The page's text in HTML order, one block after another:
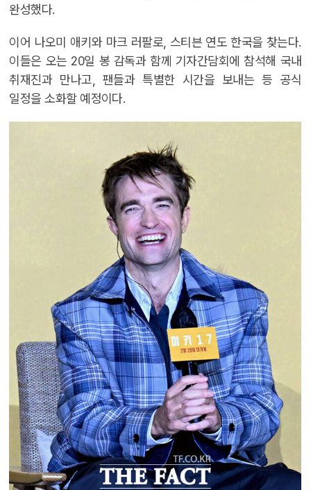
완성했다.
이어 나오미 애키와 마크 러팔로, 스티븐 연도 한국을 찾는다.
이들은 오는 20일 봉 감독과 함께 기자간담회에 참석해 국내
취재진과 만나고, 팬들과 특별한 시간을 보내는 등 공식
일정을 소화할 예정이다.